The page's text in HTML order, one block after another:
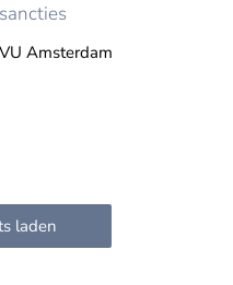
sancties
VU Amsterdam